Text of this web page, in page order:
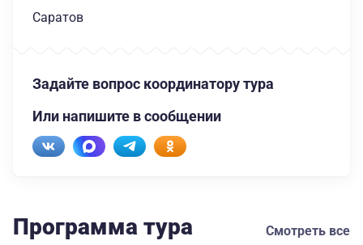
Саратов
Задайте вопрос координатору тура
Или напишите в сообщении
Программа тура Смотреть все